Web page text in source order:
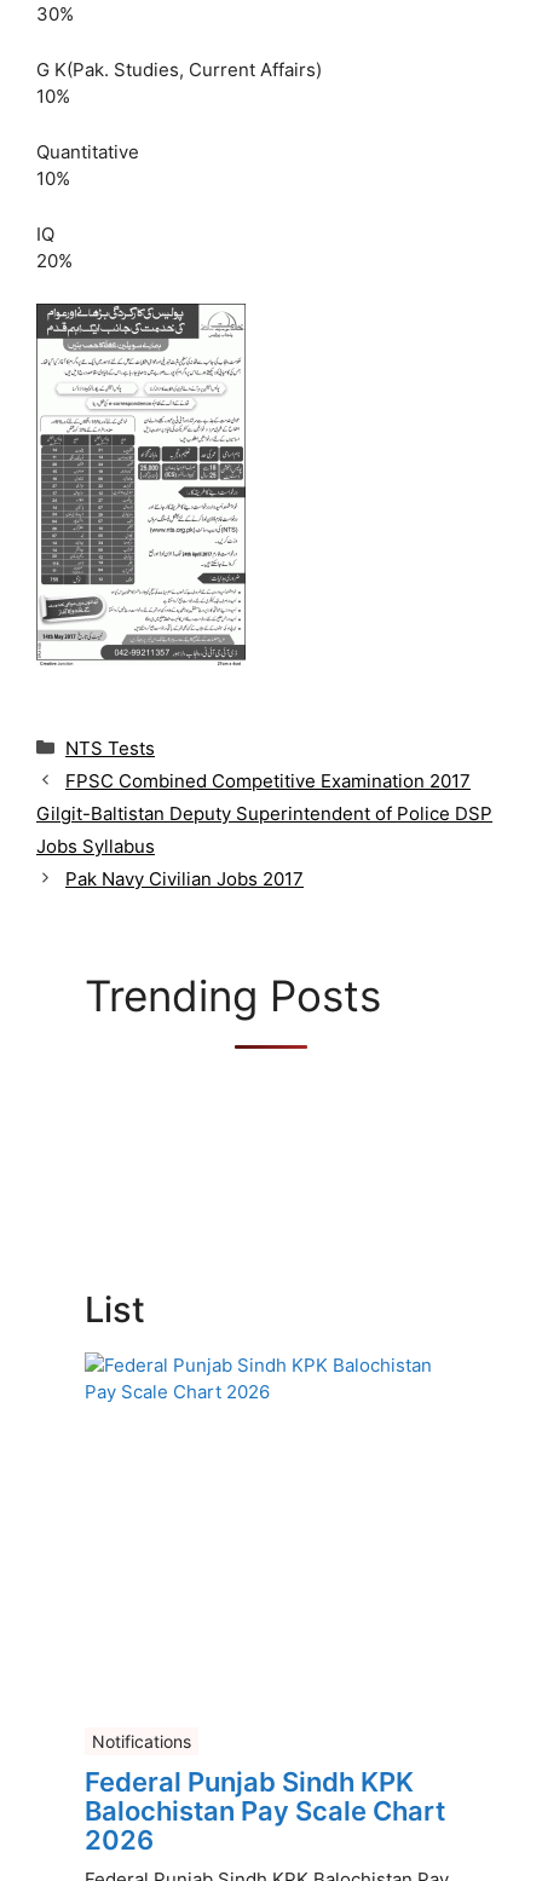
30%
G K(Pak. Studies, Current Affairs)
10%
Quantitative
10%
IQ
20%
C
t
e
g
o
r
NTS Tests
FPSC Combined Competitive Examination 2017
Gilgit-Baltistan Deputy Superintendent of Police DSP
Jobs Syllabus
Pak Navy Civilian Jobs 2017
Trending Posts
List
Notifications
Federal Punjab Sindh KPK
Balochistan Pay Scale Chart
2026